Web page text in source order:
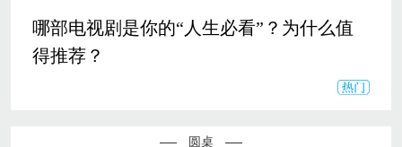
哪部电视剧是你的“人生必看”？为什么值
得推荐？
圆桌